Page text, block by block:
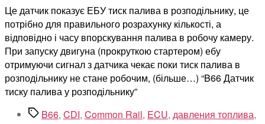
Це датчик показує ЕБУ тиск палива в розподільнику, це
потрібно для правильного розрахунку кількості, а
відповідно і часу впорскування палива в робочу камеру.
При запуску двигуна (прокруткою стартером) ебу
отримуючи сигнал з датчика чекає поки тиск палива в
розподільнику не стане робочим, (більше…) “B66 Датчик
тиску палива у розподільнику”
Позначки
B66, CDI, Common Rail, ECU, давления топлива,